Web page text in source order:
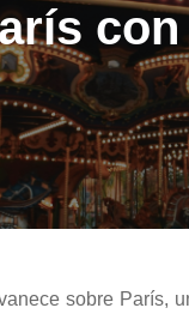
sobre París,